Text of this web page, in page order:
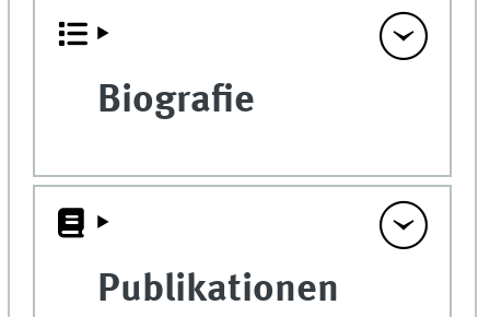
Biografie
Publikationen